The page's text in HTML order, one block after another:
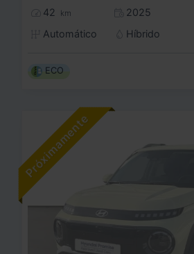
42 km
2025
Automático
Híbrido
ECO